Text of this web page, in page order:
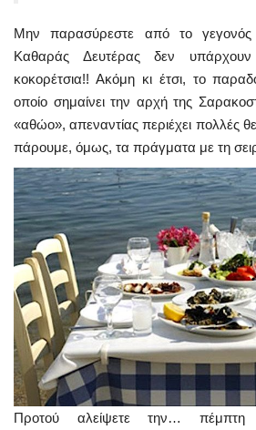
Μην παρασύρεστε από το γεγονός
Καθαράς Δευτέρας δεν υπάρχουν
κοκορέτσια!! Ακόμη κι έτσι, το
οποίο σημαίνει την αρχή της
«αθώο», απεναντίας περιέχει πολλές
πάρουμε, όμως, τα πράγματα με τη
Προτού αλείψετε την…